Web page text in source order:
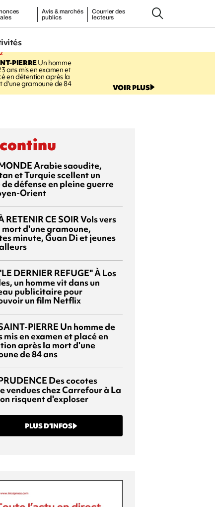
Avis & marchés
publics
Courrier des
lecteurs
PIERREUn homme
ans mis en examen et
en détention après la
d'une gramoune de 84 VOIR PLUS
Arabie saoudite,
et Turquie scellent un
défense en pleine guerre
Orient
RETENIR CE SOIRVols vers
mort d'une gramoune,
minute, Guan Di et jeunes
DERNIER REFUGE"À Los
un homme vit dans un
publicitaire pour
un film Netflix
PIERRE Un homme de
mis en examen et placé en
après la mort d'une
de 84 ans
Des cocotes
vendues chez Carrefour à La
risquent d'exploser
PLUS D’INFOS